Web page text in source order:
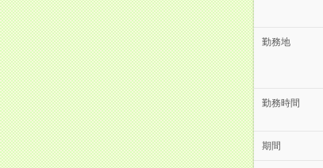
勤務地
勤務時間
期間